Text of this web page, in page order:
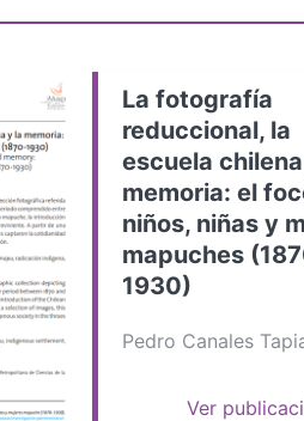
La fotografía
reduccional, la
escuela
memoria: el
niños, niñas y
mapuches
1930)
Pedro Canales
Ver